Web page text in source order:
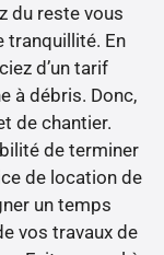
du reste vous
tranquillité. En
d’un tarif
à débris. Donc,
de chantier.
de terminer
de location de
un temps
vos travaux de